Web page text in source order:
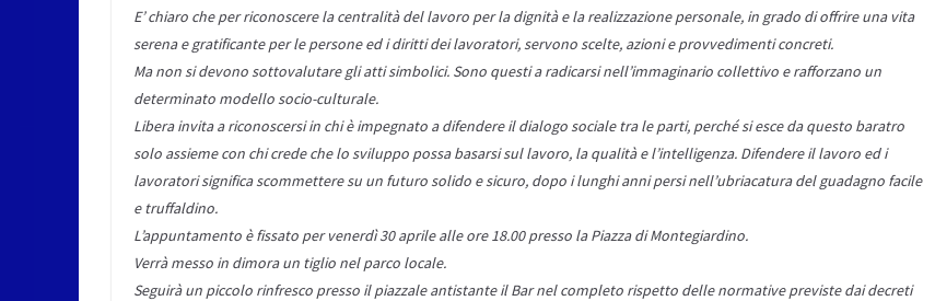
E’ chiaro che per riconoscere la centralità del lavoro per la dignità e la realizzazione personale, in grado di offrire una vita
serena e gratificante per le persone ed i diritti dei lavoratori, servono scelte, azioni e provvedimenti concreti.
Ma non si devono sottovalutare gli atti simbolici. Sono questi a radicarsi nell’immaginario collettivo e rafforzano un
determinato modello socio-culturale.
Libera invita a riconoscersi in chi è impegnato a difendere il dialogo sociale tra le parti, perché si esce da questo baratro
solo assieme con chi crede che lo sviluppo possa basarsi sul lavoro, la qualità e l’intelligenza. Difendere il lavoro ed i
lavoratori significa scommettere su un futuro solido e sicuro, dopo i lunghi anni persi nell’ubriacatura del guadagno facile
e truffaldino.
L’appuntamento è fissato per venerdì 30 aprile alle ore 18.00 presso la Piazza di Montegiardino.
Verrà messo in dimora un tiglio nel parco locale.
Seguirà un piccolo rinfresco presso il piazzale antistante il Bar nel completo rispetto delle normative previste dai decreti